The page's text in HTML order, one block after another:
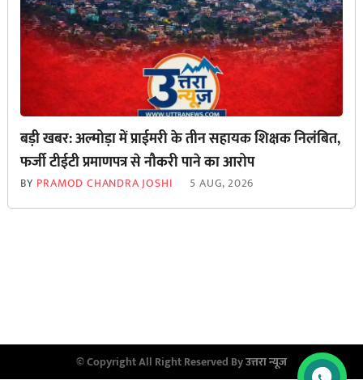
बड़ी खबर: अल्मोड़ा में प्राईमरी के तीन सहायक शिक्षक निलंबित,
फर्जी टीईटी प्रमाणपत्र से नौकरी पाने का आरोप
BY PRAMOD CHANDRA JOSHI 5 AUG, 2026
© Copyright All Right Reserved Byउत्तरा न्यूज